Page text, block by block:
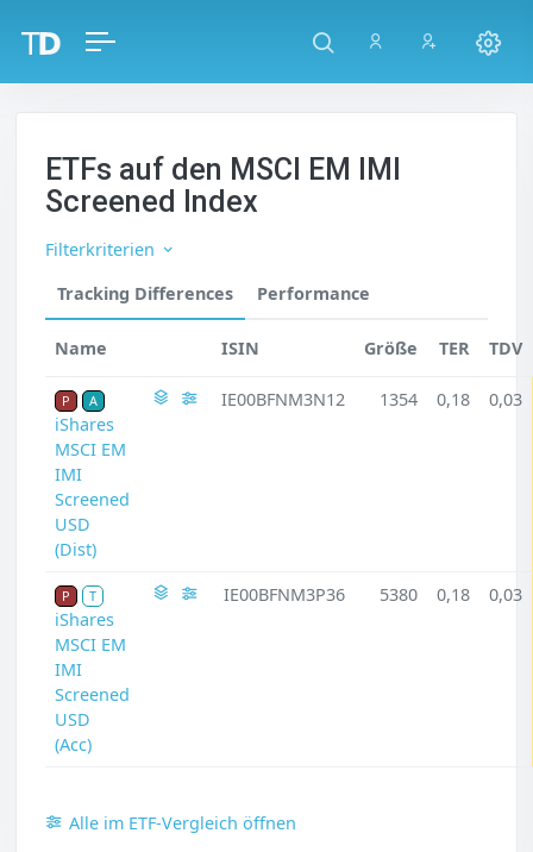
ETFs auf den MSCI EM IMI
Screened Index
Filterkriterien
Tracking Differences
Performance
Name ISIN Größe TER TDV
P A
iShares
MSCI EM
IMI
Screened
USD
(Dist)
IE00BFNM3N12 1354 0,18 0,03
P T
iShares
MSCI EM
IMI
Screened
USD
(Acc)
IE00BFNM3P36 5380 0,18 0,03
Alle im ETF-Vergleich öffnen